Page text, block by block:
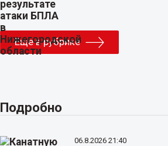
Еще в рубрике
Подробно
06.8.2026 21:40